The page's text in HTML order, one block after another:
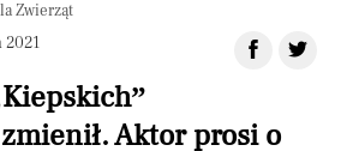
Zwierząt
2021
Aktor prosi o